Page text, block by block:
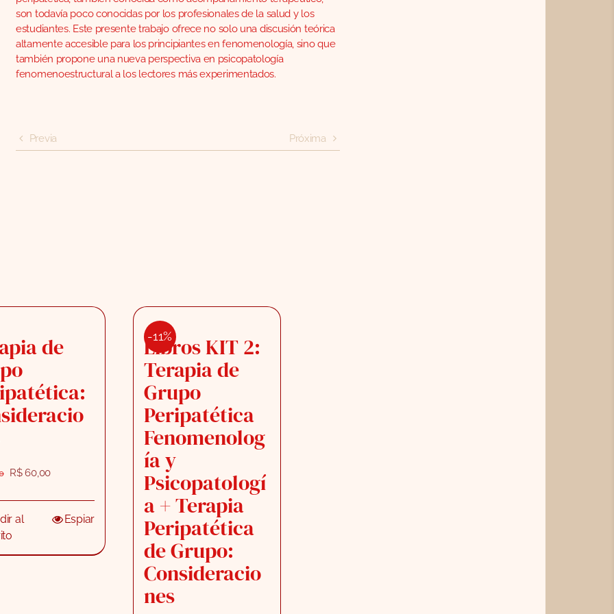
son todavía poco conocidas por los profesionales de la salud y los
estudiantes. Este presente trabajo ofrece no solo una discusión teórica
altamente accesible para los principiantes en fenomenología, sino que
también propone una nueva perspectiva en psicopatología
fenomenoestructural a los lectores más experimentados.
Previa Próxima
de
El
original
era:
R$ 66,00.
R$60,00El
actual
es:
al
Espiar
-11%
Libros KIT 2:
Terapia de
Grupo
Peripatética
Fenomenolog
ía y
Psicopatologí
a + Terapia
Peripatética
de Grupo:
Consideracio
nes